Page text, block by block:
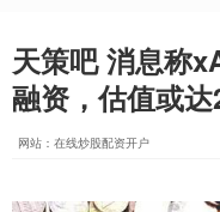
天策吧 消息称
融资，估值或
网站：在线炒股配资开户